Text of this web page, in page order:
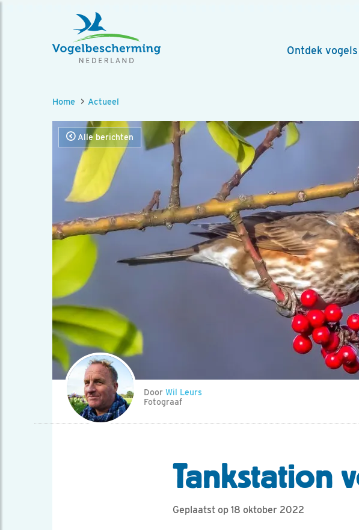
Ontdek vogels
Home Actueel
Alle berichten
Door Wil Leurs
Fotograaf
Tankstation
Geplaatst op 18 oktober 2022